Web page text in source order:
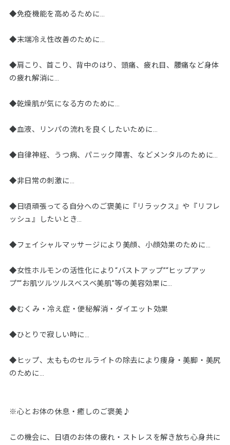
◆免疫機能を高めるために…
◆末端冷え性改善のために…
◆肩こり、首こり、背中のはり、頭痛、疲れ目、腰痛など身体
の疲れ解消に…
◆乾燥肌が気になる方のために…
◆血液、リンパの流れを良くしたいために…
◆自律神経、うつ病、パニック障害、などメンタルのために…
◆非日常の刺激に…
◆日頃頑張ってる自分へのご褒美に『リラックス』や『リフレ
ッシュ』したいとき…
◆フェイシャルマッサージにより美顔、小顔効果のために…
◆女性ホルモンの活性化により“バストアップ”“ヒップアッ
プ”“お肌ツルツルスベスベ美肌”等の美容効果に…
◆むくみ・冷え症・便秘解消・ダイエット効果
◆ひとりで寂しい時に…
◆ヒップ、太もものセルライトの除去により痩身・美脚・美尻
のために…
※心とお体の休息・癒しのご褒美♪
この機会に、日頃のお体の疲れ・ストレスを解き放ち心身共に